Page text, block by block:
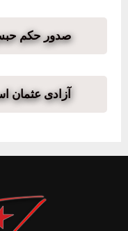
صدور حکم
آزادی عثمان